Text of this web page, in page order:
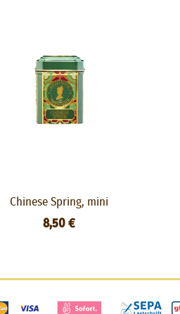
Chinese Spring, mini
8,50 €